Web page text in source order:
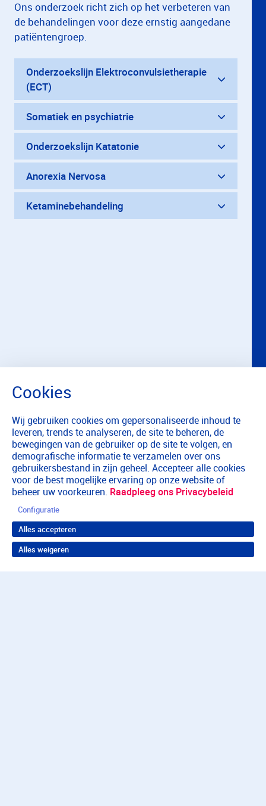
Ons onderzoek richt zich op het verbeteren van
de behandelingen voor deze ernstig aangedane
patiëntengroep.
Onderzoekslijn Elektroconvulsietherapie
(ECT)
Somatiek en psychiatrie
Onderzoekslijn Katatonie
Anorexia Nervosa
Ketaminebehandeling
Wij gebruiken cookies om gepersonaliseerde inhoud te
leveren, trends te analyseren, de site te beheren, de
bewegingen van de gebruiker op de site te volgen, en
demografische informatie te verzamelen over ons
gebruikersbestand in zijn geheel. Accepteer alle cookies
voor de best mogelijke ervaring op onze website of
beheer uw voorkeuren. Raadpleeg ons Privacybeleid
Configuratie
Alles accepteren
Alles weigeren